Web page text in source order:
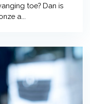
toe? Dan is
a...